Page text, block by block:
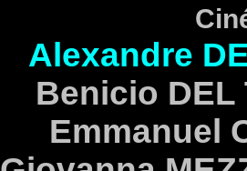
Alexandre
Benicio DEL
Emmanuel